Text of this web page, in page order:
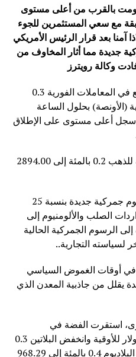
بالقرب من أعلى مستوى
مع سعي المستثمرين للجوء
آمنا بعد قرار الرئيس الأمريكي
جديدة مما أثار المخاوف من
وكالة رويترز
وذكرت الوكالة أن الذهب ارتفع في المعاملات الفورية 0.3
دولار للأوقية (الأونصة) بحلول الساعة
أن سجل أعلى مستوى على الإطلاق
وصعدت العقود الأمريكية الآجلة للذهب 0.2 بالمئة إلى 2894.00
وقال ترامب إنه سيعلن عن رسوم جمركية جديدة بنسبة 25
الصلب والألومنيوم إلى
الرسوم الجمركية الحالية
لسياسته التجارية..
أوقات الغموض السياسي
يقلل من جاذبية المعدن الذي
استقرت الفضة في
المعاملات الفورية عند 31.82 دولار للأوقية وانخفض البلاتين 0.3